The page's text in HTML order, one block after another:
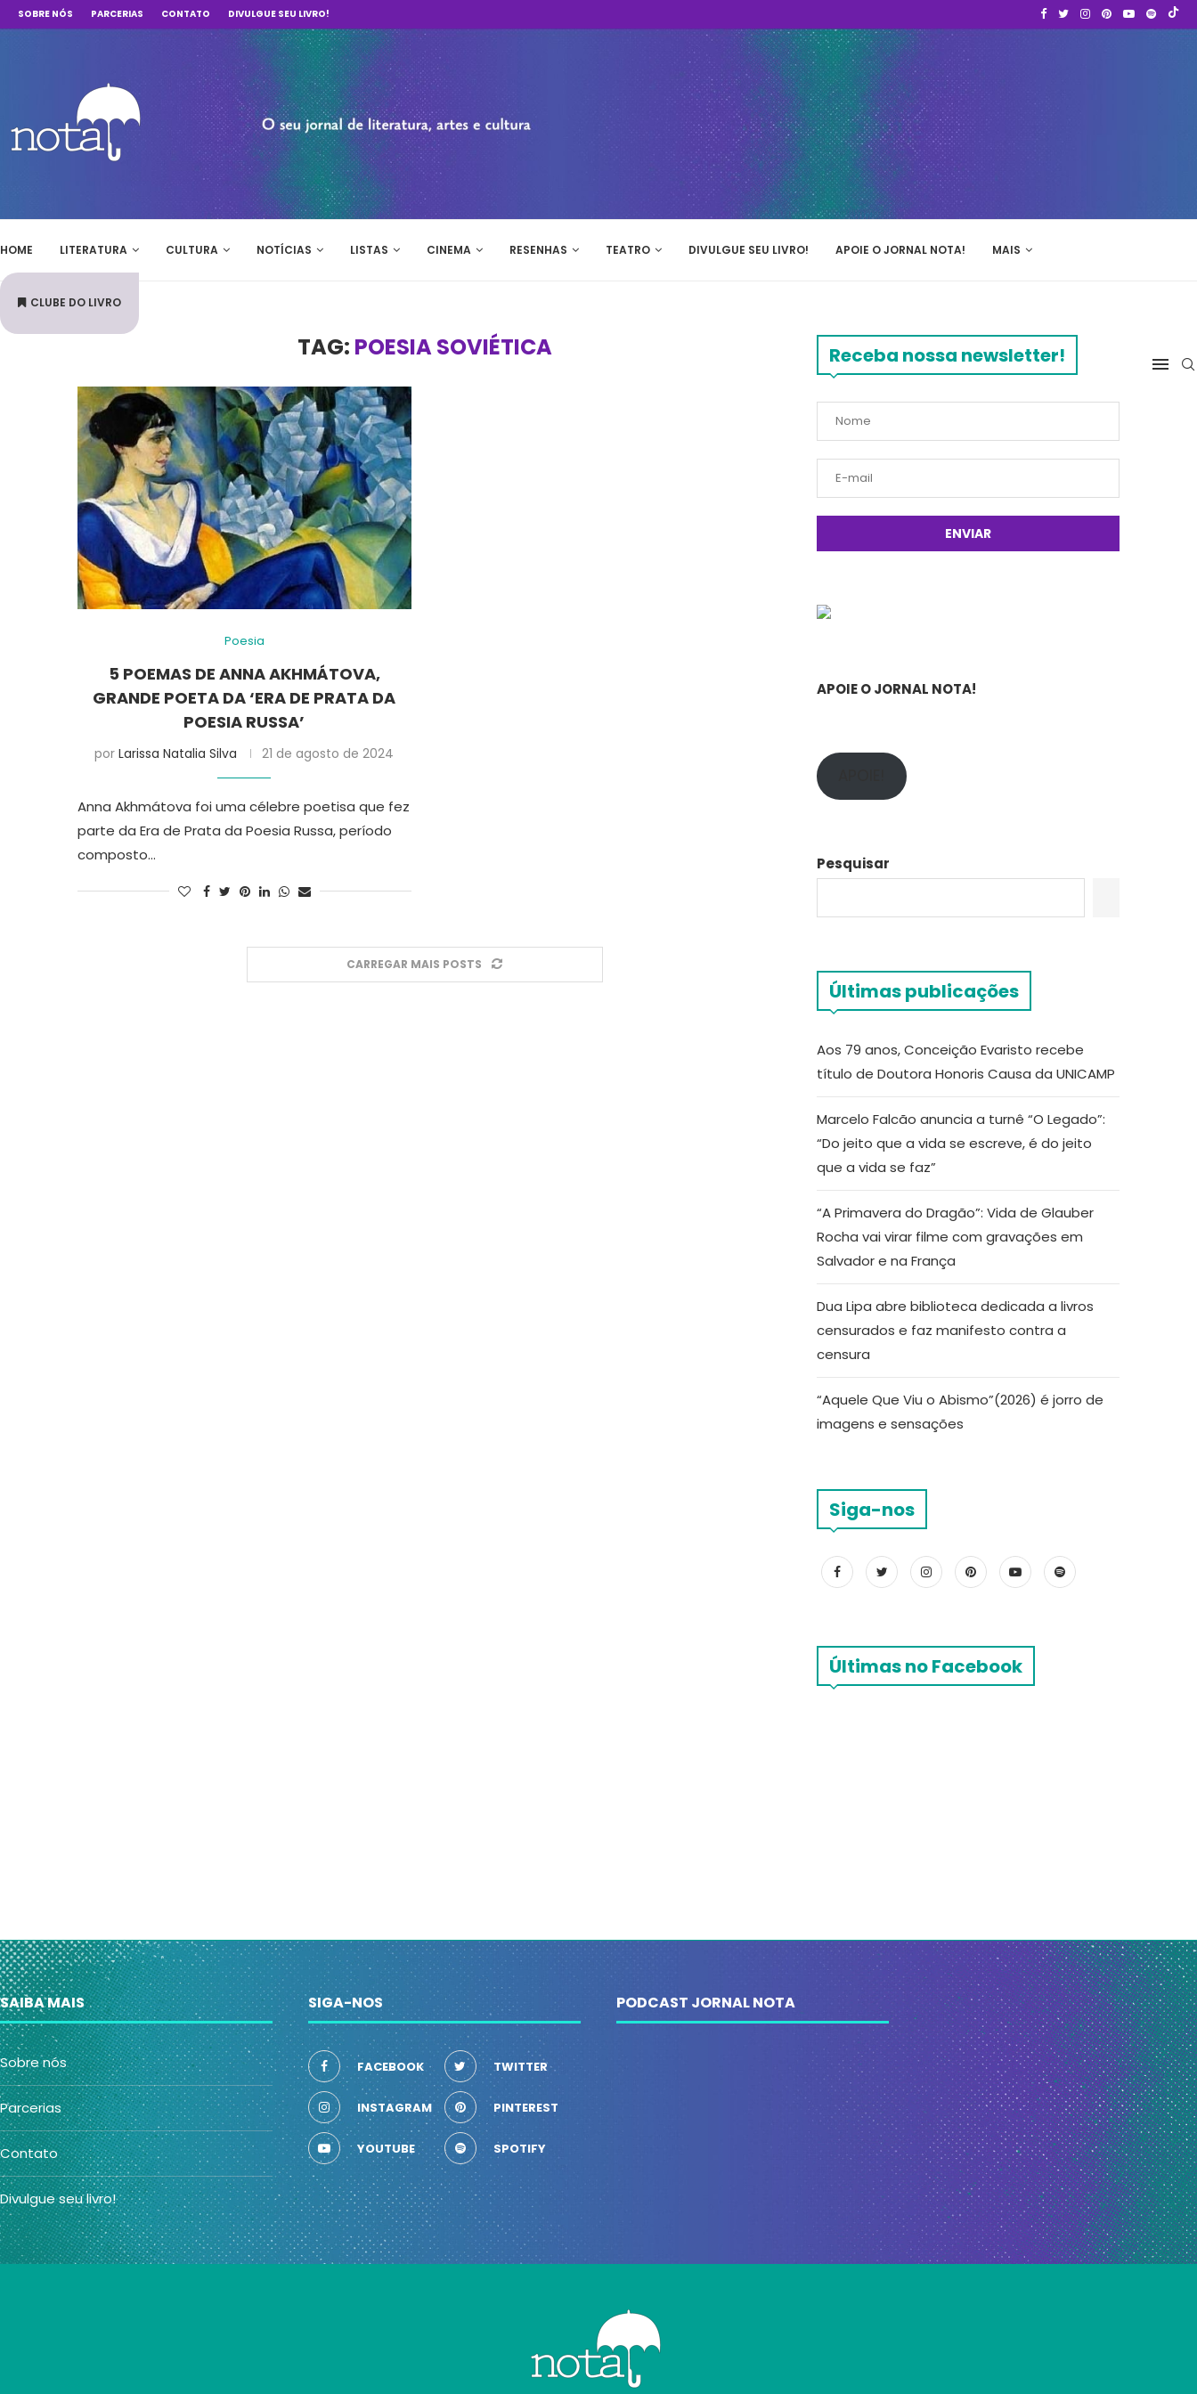
SOBRE NÓS PARCERIAS CONTATO DIVULGUE SEU LIVRO!
HOME LITERATURA CULTURA NOTÍCIAS LISTAS CINEMA RESENHAS TEATRO DIVULGUE SEU LIVRO! APOIE O JORNAL NOTA! MAIS
CLUBE DO LIVRO
TAG: POESIA SOVIÉTICA
Poesia
5 POEMAS DE ANNA AKHMÁTOVA,
GRANDE POETA DA ‘ERA DE PRATA DA
POESIA RUSSA’
porLarissa Natalia Silva 21 de agosto de 2024
Anna Akhmátova foi uma célebre poetisa que fez
parte da Era de Prata da Poesia Russa, período
composto…
CARREGAR MAIS POSTS
Receba nossa newsletter!
APOIE O JORNAL NOTA!
Pesquisar
Últimas publicações
Aos 79 anos, Conceição Evaristo recebe
título de Doutora Honoris Causa da UNICAMP
Marcelo Falcão anuncia a turnê “O Legado”:
“Do jeito que a vida se escreve, é do jeito
que a vida se faz”
“A Primavera do Dragão”: Vida de Glauber
Rocha vai virar filme com gravações em
Salvador e na França
Dua Lipa abre biblioteca dedicada a livros
censurados e faz manifesto contra a
censura
“Aquele Que Viu o Abismo”(2026) é jorro de
imagens e sensações
Siga-nos
Últimas no Facebook
SAIBA MAIS
Sobre nós
Parcerias
Contato
Divulgue seu livro!
SIGA-NOS
FACEBOOK TWITTER
INSTAGRAM PINTEREST
YOUTUBE SPOTIFY
PODCAST JORNAL NOTA